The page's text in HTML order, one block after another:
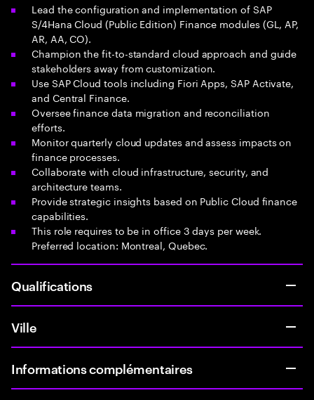
Lead the configuration and implementation of SAP
S/4Hana Cloud (Public Edition) Finance modules (GL, AP,
AR, AA, CO).
Champion the fit-to-standard cloud approach and guide
stakeholders away from customization.
Use SAP Cloud tools including Fiori Apps, SAP Activate,
and Central Finance.
Oversee finance data migration and reconciliation
efforts.
Monitor quarterly cloud updates and assess impacts on
finance processes.
Collaborate with cloud infrastructure, security, and
architecture teams.
Provide strategic insights based on Public Cloud finance
capabilities.
This role requires to be in office 3 days per week.
Preferred location: Montreal, Quebec.
Qualifications
Ville
Informations complémentaires